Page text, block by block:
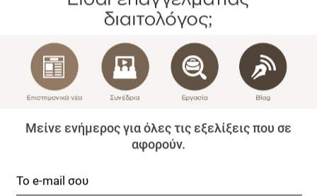
Παρουσίαση του βιβλίου «Μερίδες: το μέγεθος
μετράει!» στο 11ο Πανελλήνιο Συνέδριο Διαιτολογίας
Διατροφής
Συνέδρια
1 λεπτό να διαβαστεί
Μείνε ενήμερος για όλες τις εξελίξεις που σε
αφορούν.